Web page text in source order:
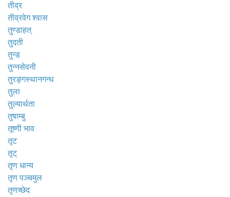
तीव्र
तीव्रवेग श्वास
तुण्डाहत्
तुदती
तुन्ड
तुन्नसेवनी
तुरङ्गस्थानगन्ध
तुला
तुल्यार्थता
तुषाम्बु
तूष्णी भाव
तृट
तृट्
तृण धान्य
तृण पञ्चमुल
तृणच्छेद